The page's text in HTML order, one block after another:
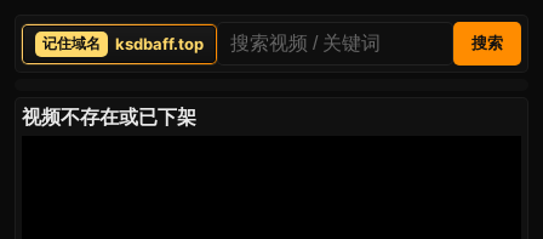
ksdbaff.top 搜索
视频不存在或已下架